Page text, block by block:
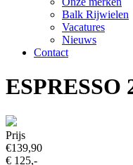
Balk Rijwielen
Vacatures
Nieuws
Contact
ESPRESSO
Prijs
€139,90
€ 125,-